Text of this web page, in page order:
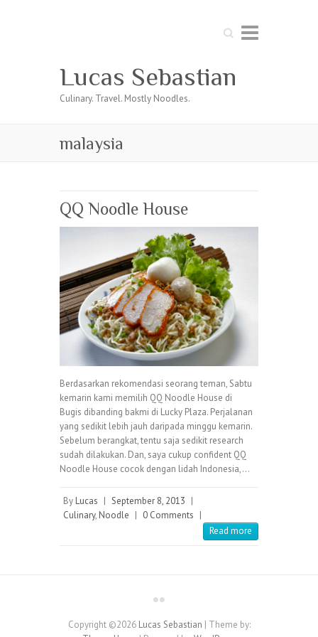
Search
Lucas Sebastian
Culinary. Travel. Mostly Noodles.
malaysia
QQ Noodle House
Berdasarkan rekomendasi seorang teman, Sabtu
kemarin kami memilih QQ Noodle House di
Bugis dibanding bakmi di Lucky Plaza. Perjalanan
yang sedikit lebih jauh daripada minggu kemarin.
Sebelum berangkat, tentu saja sedikit research
sudah dilakukan. Dan, saya cukup confident QQ
Noodle House cocok dengan lidah Indonesia,…
By Lucas | September 8, 2013 |
Culinary, Noodle | 0 Comments |
Read more
Copyright ©2026 Lucas Sebastian | Theme by: